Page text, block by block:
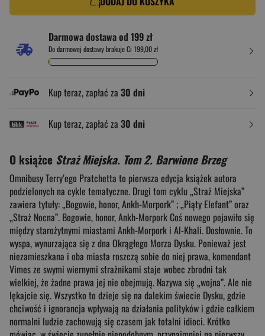
Darmowa dostawa od 199 zł
Do darmowej dostawy brakuje Ci 199,00 zł
Kup teraz, zapłać za 30 dni
Kup teraz, zapłać za 30 dni
O książce Straż Miejska. Tom 2. Barwione Brzeg
Omnibusy Terry’ego Pratchetta to pierwsza edycja książek autora
podzielonych na cykle tematyczne. Drugi tom cyklu „Straż Miejska”
zawiera tytuły: „Bogowie, honor, Ankh-Morpork” ; „Piąty Elefant” oraz
„Straż Nocna”. Bogowie, honor, Ankh-Morpork Coś nowego pojawiło się
między starożytnymi miastami Ankh-Morpork i Al-Khali. Dosłownie. To
wyspa, wynurzająca się z dna Okrągłego Morza Dysku. Ponieważ jest
niezamieszkana i oba miasta roszczą sobie do niej prawa, komendant
Vimes ze swymi wiernymi strażnikami staje wobec zbrodni tak
wielkiej, że żadne prawa jej nie obejmują. Nazywa się „wojna”. Ale nie
lękajcie się. Wszystko to dzieje się na dalekim świecie Dysku, gdzie
chciwość i ignorancja wpływają na działania polityków i gdzie całkiem
normalni ludzie zachowują się czasem jak totalni idioci. Krótko